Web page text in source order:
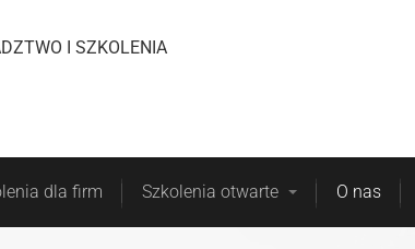
I SZKOLENIA
dla firm Szkolenia otwarte O nas